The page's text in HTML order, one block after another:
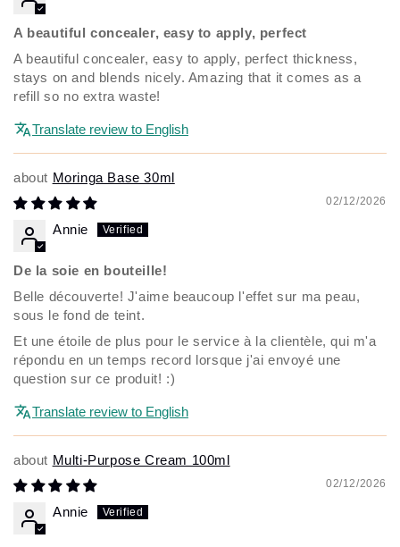
A beautiful concealer, easy to apply, perfect
A beautiful concealer, easy to apply, perfect thickness,
stays on and blends nicely. Amazing that it comes as a
refill so no extra waste!
Translate review to English
Moringa Base 30ml
02/12/2026
Annie
De la soie en bouteille!
Belle découverte! J'aime beaucoup l'effet sur ma peau,
sous le fond de teint.
Et une étoile de plus pour le service à la clientèle, qui m'a
répondu en un temps record lorsque j'ai envoyé une
question sur ce produit! :)
Translate review to English
Multi-Purpose Cream 100ml
02/12/2026
Annie